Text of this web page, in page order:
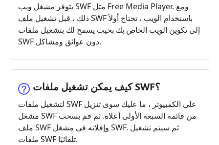
يتوفر مشغل ويب SWF مثل Free Media Player. ومع
ذلك ، قبل تشغيل ملف SWF باستخدام الويب ، تحتاج أولاً
إلى تكوين الويب الخاص بك بحيث يسمح لك بتشغيل ملفات
SWF دون عوائق ومشاكل.
كيف يمكن تشغيل ملفات ‎SWF‎؟
لتشغيل ملفات SWF على الكمبيوتر ، ما عليك سوى تنزيل
مشغل SWF من قائمة السبعة الأولى أعلاه. ثم قم بسحب
ملف SWF وإفلاته في مشغل SWF. ثم سيتم تشغيل
ملفات SWF تلقائيًا.